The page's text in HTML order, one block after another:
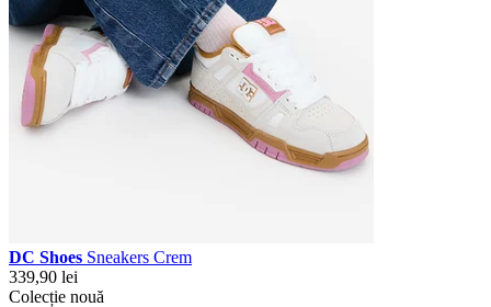
DC Shoes Sneakers Crem
339,90 lei
Colecție nouă